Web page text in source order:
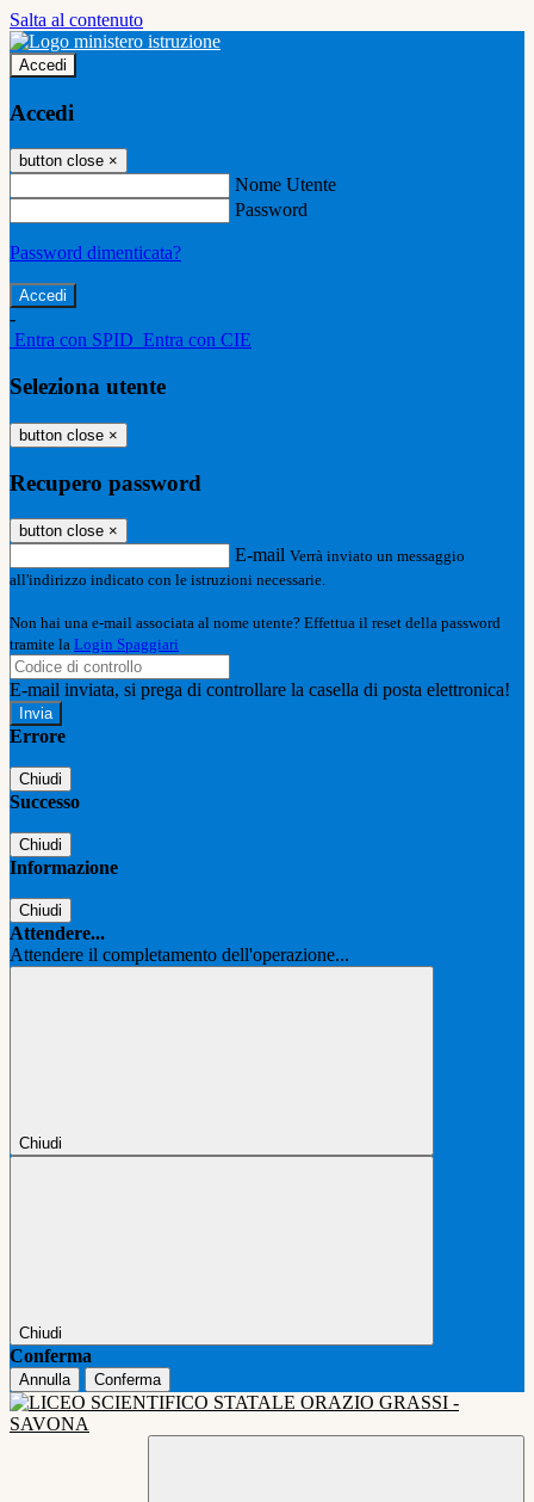
Salta al contenuto
Accedi
Accedi
button close ×
Nome Utente
Password
Password dimenticata?
-
Entra con SPID Entra con CIE
Seleziona utente
button close ×
Recupero password
button close ×
E-mail Verrà inviato un messaggio
all'indirizzo indicato con le istruzioni necessarie.
Non hai una e-mail associata al nome utente? Effettua il reset della password
tramite la Login Spaggiari
E-mail inviata, si prega di controllare la casella di posta elettronica!
Errore
Chiudi
Successo
Chiudi
Informazione
Chiudi
Attendere...
Attendere il completamento dell'operazione...
Chiudi
Chiudi
Conferma
Annulla Conferma